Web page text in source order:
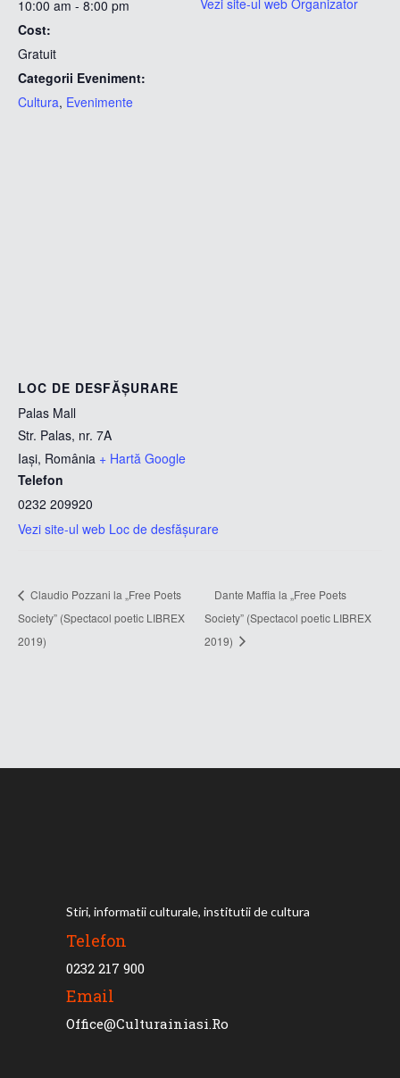
10:00 am - 8:00 pm
Cost:
Gratuit
Categorii Eveniment:
Cultura, Evenimente
LOC DE DESFĂȘURARE
Palas Mall
Str. Palas, nr. 7A
Iași, România + Hartă Google
Telefon
0232 209920
Vezi site-ul web Loc de desfășurare
Claudio Pozzani la „Free Poets
Society” (Spectacol poetic LIBREX
2019)
Dante Maffia la „Free Poets
Society” (Spectacol poetic LIBREX
2019)
Stiri, informatii culturale, institutii de cultura
Telefon
0232 217 900
Email
Office@culturainiasi.ro